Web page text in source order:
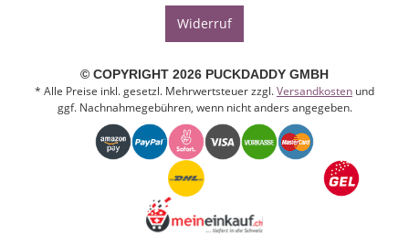
Widerruf
© COPYRIGHT 2026 PUCKDADDY GMBH
* Alle Preise inkl. gesetzl. Mehrwertsteuer zzgl.Versandkosten und
ggf. Nachnahmegebühren, wenn nicht anders angegeben.